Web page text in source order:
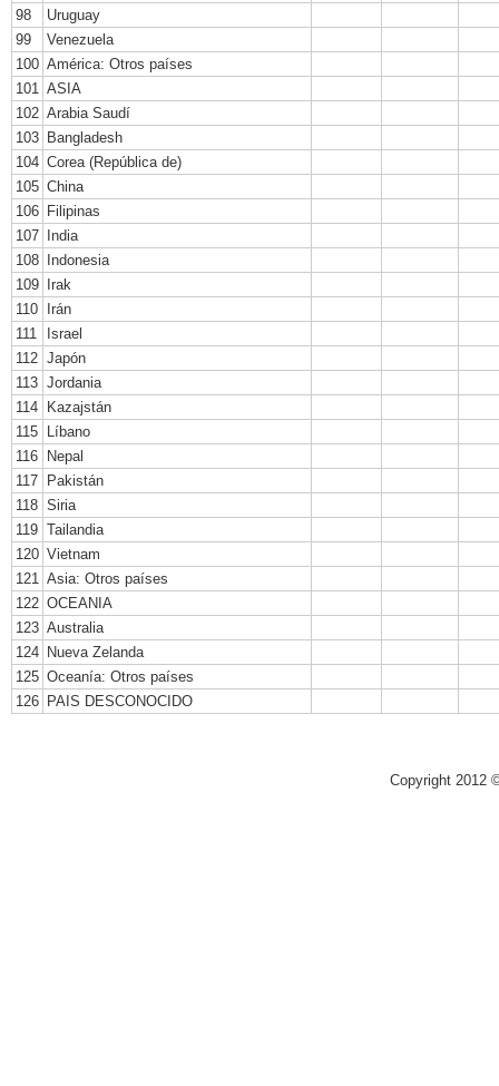
98
Uruguay
99
Venezuela
100 América: Otros países
101 ASIA
102 Arabia Saudí
103 Bangladesh
104 Corea (República de)
105 China
106 Filipinas
107 India
108 Indonesia
109 Irak
110 Irán
111
Israel
112 Japón
113 Jordania
114 Kazajstán
115 Líbano
116 Nepal
117 Pakistán
118 Siria
119 Tailandia
120 Vietnam
121 Asia: Otros países
122 OCEANIA
123 Australia
124 Nueva Zelanda
125 Oceanía: Otros países
126 PAIS DESCONOCIDO
Copyright 2012